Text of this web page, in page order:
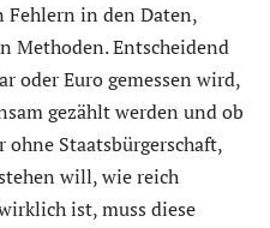
Fehlern in den Daten,
Methoden. Entscheidend
oder Euro gemessen wird,
gezählt werden und ob
Staatsbürgerschaft,
will, wie reich
ist, muss diese